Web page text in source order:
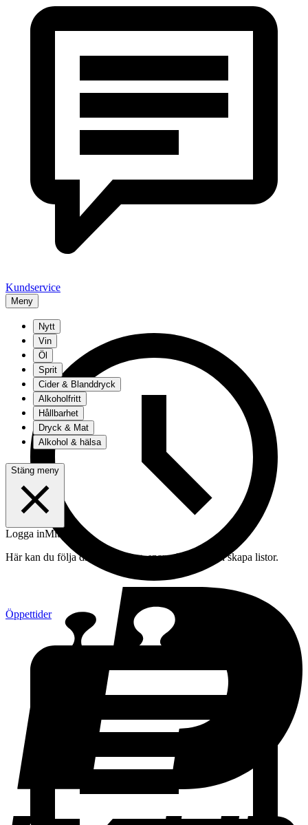
Kundservice
Meny
Öppettider
Nytt
Vin
Öl
Sprit
Cider & Blanddryck
Alkoholfritt
Hållbarhet
Dryck & Mat
Alkohol & hälsa
Stäng meny
Logga inMitt konto
Här kan du följa din beställning, spara drycker och skapa listor.